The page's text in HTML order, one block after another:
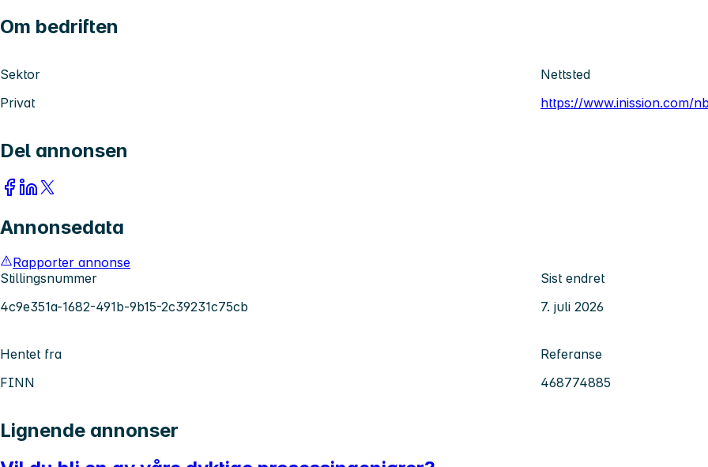
Om bedriften
Sektor
Privat
Nettsted
https://www.inission.com/
Del annonsen
Annonsedata
Rapporter annonse
Stillingsnummer
4c9e351a-1682-491b-9b15-2c39231c75cb
Sist endret
7. juli 2026
Hentet fra
FINN
Referanse
468774885
Lignende annonser